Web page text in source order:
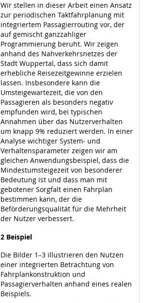
Wir stellen in dieser Arbeit einen Ansatz
zur periodischen Taktfahrplanung mit
integriertem Passagierrouting vor, der
auf gemischt ganzzahliger
Programmierung beruht. Wir zeigen
anhand des Nahverkehrsnetzes der
Stadt Wuppertal, dass sich damit
erhebliche Reisezeitgewinne erzielen
lassen. Insbesondere kann die
Umsteigewartezeit, die von den
Passagieren als besonders negativ
empfunden wird, bei typischen
Annahmen über das Nutzerverhalten
um knapp 9% reduziert werden. In einer
Analyse wichtiger System- und
Verhaltensparameter zeigen wir am
gleichen Anwendungsbeispiel, dass die
Mindestumsteigezeit von besonderer
Bedeutung ist und dass man mit
gebotener Sorgfalt einen Fahrplan
bestimmen kann, der die
Beförderungsqualität für die Mehrheit
der Nutzer verbessert.
2 Beispiel
Die Bilder 1–3 illustrieren den Nutzen
einer integrierten Betrachtung von
Fahrplankonstruktion und
Passagierverhalten anhand eines realen
Beispiels.